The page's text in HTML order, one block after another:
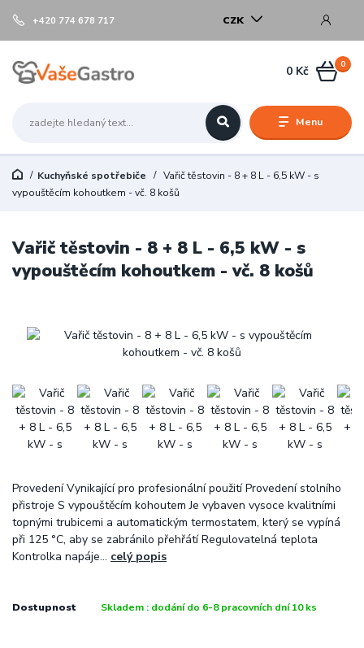
Menu
CZK
+420 774 678 717
0
0 Kč
Kuchyňské spotřebiče
Vařič těstovin - 8 + 8 L - 6,5 kW - s
vypouštěcím kohoutkem - vč. 8 košů
Vařič těstovin - 8 + 8 L - 6,5 kW - s
vypouštěcím kohoutkem - vč. 8 košů
Provedení Vynikající pro profesionální použití Provedení stolního
přistroje S vypouštěcím kohoutem Je vybaven vysoce kvalitními
topnými trubicemi a automatickým termostatem, který se vypíná
při 125 °C, aby se zabránilo přehřátí Regulovatelná teplota
Kontrolka napáje... celý popis
Dostupnost Skladem : dodání do 6-8 pracovních dní 10 ks